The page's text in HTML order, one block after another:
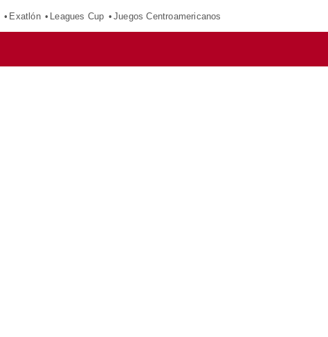
Exatlón Leagues Cup Juegos Centroamericanos